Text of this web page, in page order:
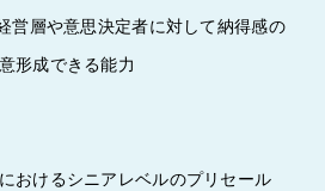
営層や意思決定者に対して納得感の
形成できる能力
おけるシニアレベルのプリセール